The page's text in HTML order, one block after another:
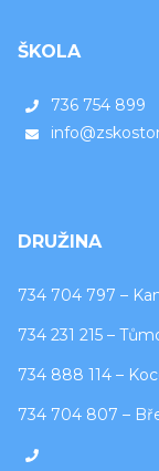
ŠKOLA
736 754 899
DRUŽINA
734 704 797 –
734 231 215 –
734 888 114 –
734 704 807 –